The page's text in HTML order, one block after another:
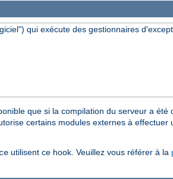
qui exécute des gestionnaires
que si la compilation du serveur a été
certains modules externes à
utilisent ce hook. Veuillez vous référer à la